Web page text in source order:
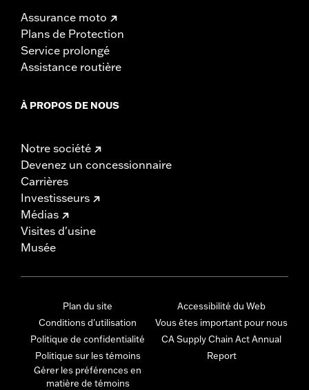
Assurance moto
Plans de Protection
Service prolongé
Assistance routière
À PROPOS DE NOUS
Notre société
Devenez un concessionnaire
Carrières
Investisseurs
Médias
Visites d'usine
Musée
Plan du site
Conditions d'utilisation
Politique de confidentialité
Politique sur les témoins
Gérer les préférences en
matière de témoins
Accessibilité du Web
Vous êtes important pour nous
CA Supply Chain Act Annual
Report